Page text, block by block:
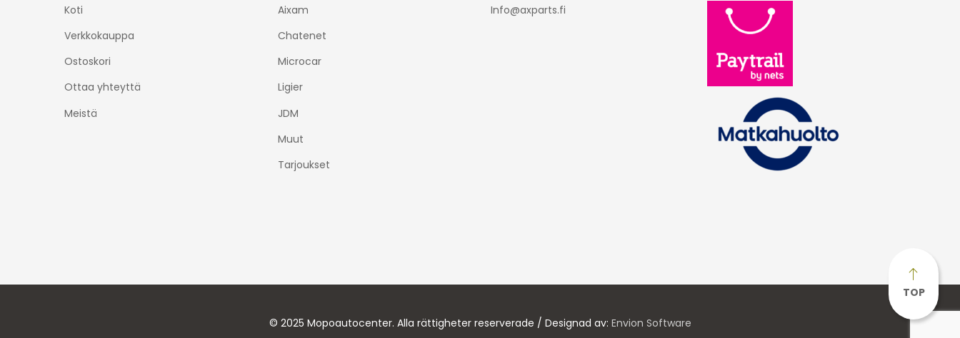
Koti
Verkkokauppa
Ostoskori
Ottaa yhteyttä
Meistä
Aixam
Chatenet
Microcar
Ligier
JDM
Muut
Tarjoukset
Info@axparts.fi
TOP
© 2025 Mopoautocenter. Alla rättigheter reserverade / Designad av: Envion Software